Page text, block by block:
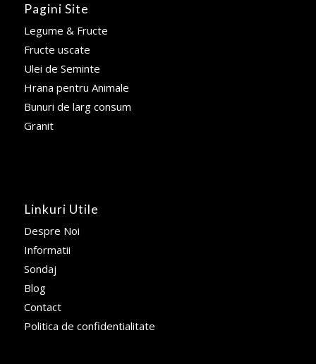
Pagini Site
Legume & Fructe
Fructe uscate
Ulei de Seminte
Hrana pentru Animale
Bunuri de larg consum
Granit
Linkuri Utile
Despre Noi
Informatii
Sondaj
Blog
Contact
Politica de confidentialitate